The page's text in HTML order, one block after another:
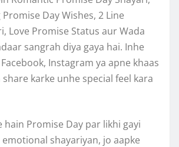
Day Wishes, 2 Line
Love Promise Status aur Wada
sangrah diya gaya hai. Inhe
Instagram ya apne khaas
karke unhe special feel kara
hain Promise Day par likhi gayi
shayariyan, jo aapke